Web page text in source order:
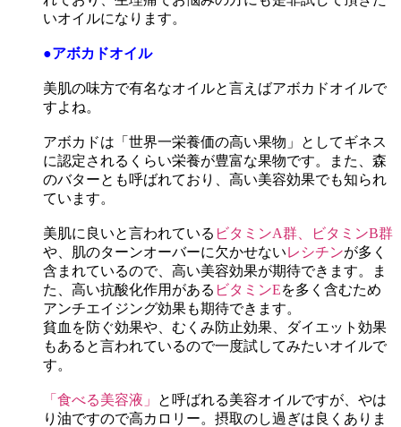
いオイルになります。
●アボカドオイル
美肌の味方で有名なオイルと言えばアボカドオイルで
すよね。
アボカドは「世界一栄養価の高い果物」としてギネス
に認定されるくらい栄養が豊富な果物です。また、森
のバターとも呼ばれており、高い美容効果でも知られ
ています。
美肌に良いと言われている ビタミンA群、ビタミンB群
や、肌のターンオーバーに欠かせないレシチンが多く
含まれているので、高い美容効果が期待できます。ま
た、高い抗酸化作用がある ビタミンEを多く含むため
アンチエイジング効果も期待できます。
貧血を防ぐ効果や、むくみ防止効果、ダイエット効果
もあると言われているので一度試してみたいオイルで
す。
「食べる美容液」
と呼ばれる美容オイルですが、やは
り油ですので高カロリー。摂取のし過ぎは良くありま